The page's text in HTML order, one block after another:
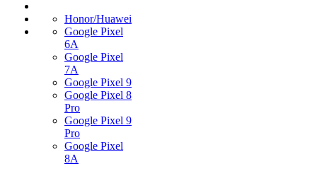
Honor/Huawei
Google Pixel
6A
Google Pixel
7А
Google Pixel 9
Google Pixel 8
Pro
Google Pixel 9
Pro
Google Pixel
8A